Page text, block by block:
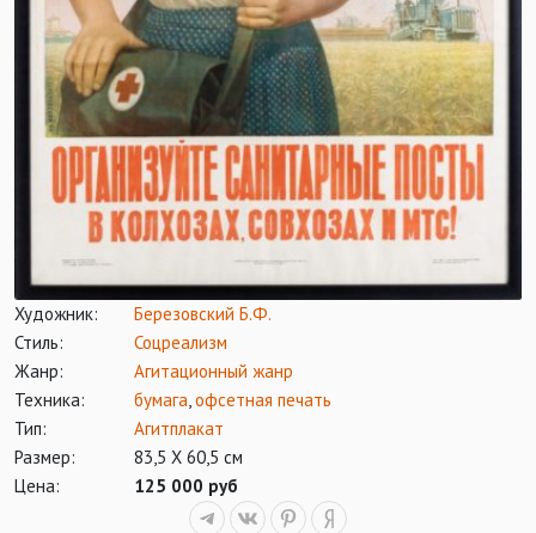
Художник:
Березовский Б.Ф.
Стиль:
Соцреализм
Жанр:
Агитационный жанр
Техника:
бумага офсетная печать
Тип:
Агитплакат
Размер:
83,5 Х 60,5 см
Цена:
125 000 руб